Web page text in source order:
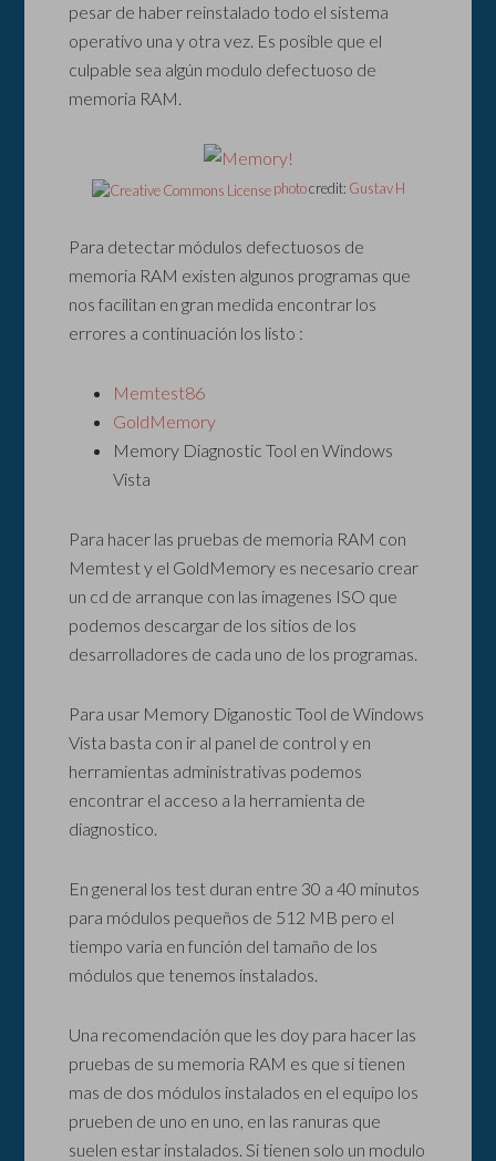
pesar de haber reinstalado todo el sistema
operativo una y otra vez. Es posible que el
culpable sea algún modulo defectuoso de
memoria RAM.
photocredit: Gustav H
Para detectar módulos defectuosos de
memoria RAM existen algunos programas que
nos facilitan en gran medida encontrar los
errores a continuación los listo :
Memtest86
GoldMemory
Memory Diagnostic Tool en Windows
Vista
Para hacer las pruebas de memoria RAM con
Memtest y el GoldMemory es necesario crear
un cd de arranque con las imagenes ISO que
podemos descargar de los sitios de los
desarrolladores de cada uno de los programas.
Para usar Memory Diganostic Tool de Windows
Vista basta con ir al panel de control y en
herramientas administrativas podemos
encontrar el acceso a la herramienta de
diagnostico.
En general los test duran entre 30 a 40 minutos
para módulos pequeños de 512 MB pero el
tiempo varia en función del tamaño de los
módulos que tenemos instalados.
Una recomendación que les doy para hacer las
pruebas de su memoria RAM es que si tienen
mas de dos módulos instalados en el equipo los
prueben de uno en uno, en las ranuras que
suelen estar instalados. Si tienen solo un modulo